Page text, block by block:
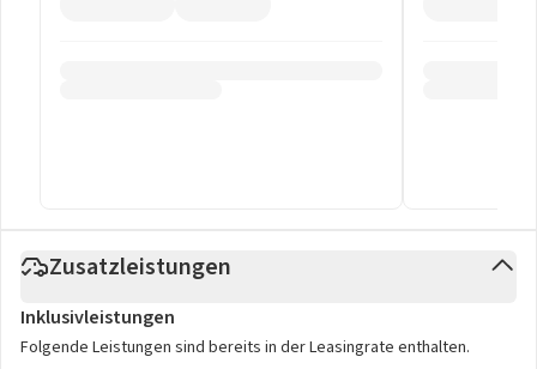
Zusatzleistungen
Inklusivleistungen
Folgende Leistungen sind bereits in der Leasingrate enthalten.